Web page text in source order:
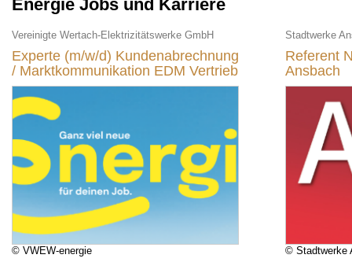
Energie Jobs und Karriere
Vereinigte Wertach-Elektrizitätswerke GmbH
Experte (m/w/d) Kundenabrechnung
/ Marktkommunikation EDM Vertrieb
© VWEW-energie
Stadtwerke
Referent
Ansbach
© Stadtwerke